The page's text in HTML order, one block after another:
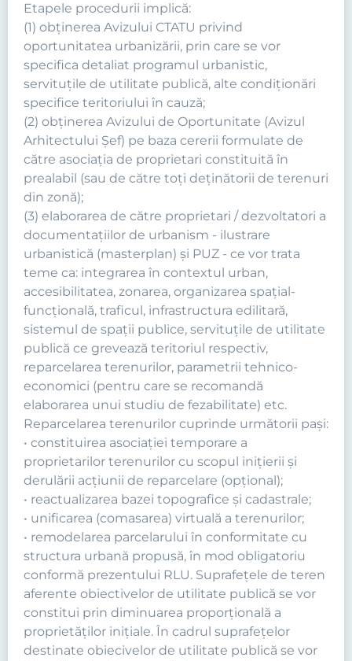
Etapele procedurii implică:
(1) obţinerea Avizului CTATU privind
oportunitatea urbanizării, prin care se vor
specifica detaliat programul urbanistic,
servituţile de utilitate publică, alte condiţionări
specifice teritoriului în cauză;
(2) obţinerea Avizului de Oportunitate (Avizul
Arhitectului Şef) pe baza cererii formulate de
către asociaţia de proprietari constituită în
prealabil (sau de către toţi deţinătorii de terenuri
din zonă);
(3) elaborarea de către proprietari / dezvoltatori a
documentaţiilor de urbanism - ilustrare
urbanistică (masterplan) şi PUZ - ce vor trata
teme ca: integrarea în contextul urban,
accesibilitatea, zonarea, organizarea spaţial-
funcţională, traficul, infrastructura edilitară,
sistemul de spaţii publice, servituţile de utilitate
publică ce grevează teritoriul respectiv,
reparcelarea terenurilor, parametrii tehnico-
economici (pentru care se recomandă
elaborarea unui studiu de fezabilitate) etc.
Reparcelarea terenurilor cuprinde următorii paşi:
• constituirea asociaţiei temporare a
proprietarilor terenurilor cu scopul iniţierii şi
derulării acţiunii de reparcelare (opţional);
• reactualizarea bazei topografice şi cadastrale;
• unificarea (comasarea) virtuală a terenurilor;
• remodelarea parcelarului în conformitate cu
structura urbană propusă, în mod obligatoriu
conformă prezentului RLU. Suprafeţele de teren
aferente obiectivelor de utilitate publică se vor
constitui prin diminuarea proporţională a
proprietăţilor iniţiale. În cadrul suprafeţelor
destinate obiecivelor de utilitate publică se vor